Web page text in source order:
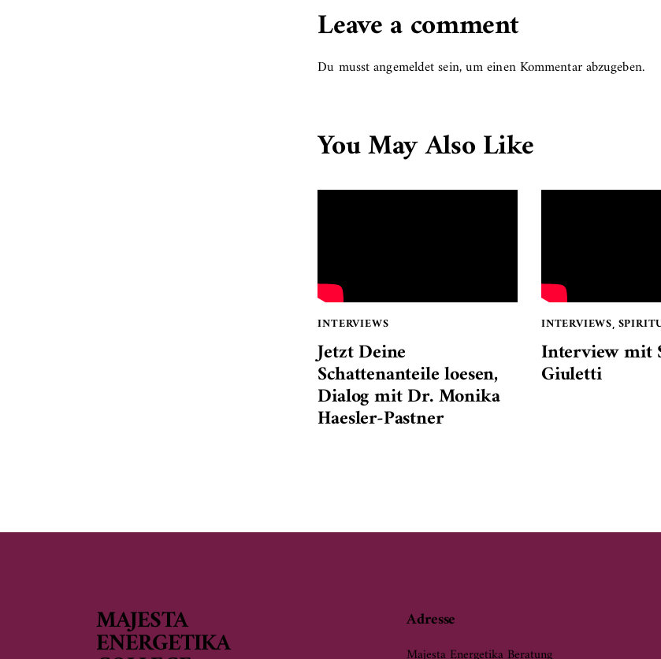
Leave a comment
Du musstangemeldetsein, um einen Kommentar abzugeben.
You May Also Like
INTERVIEWS
Jetzt Deine
Schattenanteile loesen,
Dialog mit Dr. Monika
Haesler-Pastner
INTERVIEWS
Interview mit
Giuletti
MAJESTA
ENERGETIKA
Adresse